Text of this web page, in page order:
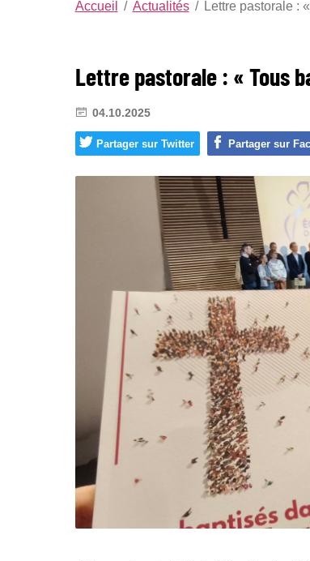
Accueil Actualités Lettre pastorale :
Lettre pastorale : « Tous
04.10.2025
Partager sur Twitter Partager sur